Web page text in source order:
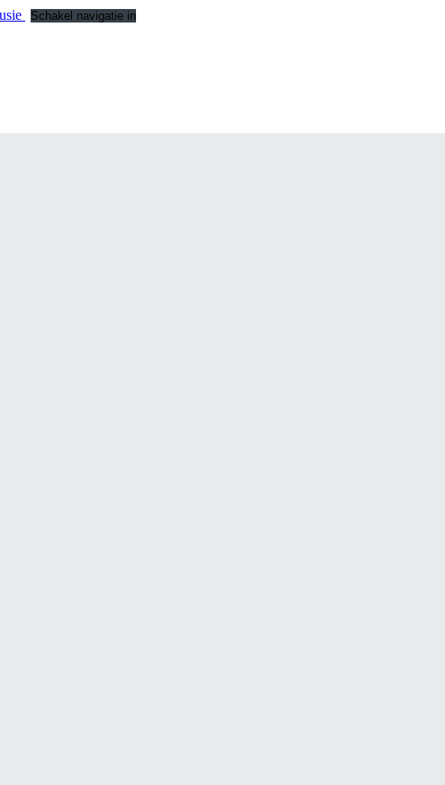
Schakel navigatie in